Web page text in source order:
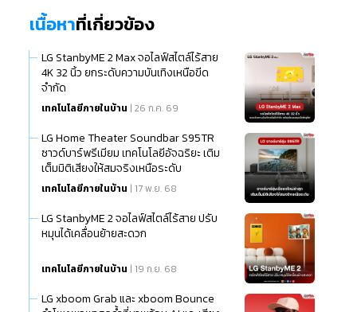
เนื้อหาที่เกี่ยวข้อง
LG StanbyME 2 Max จอไลฟ์สไตล์ไร้สาย
4K 32 นิ้ว ยกระดับความบันเทิงเหนือขีด
จำกัด
เทคโนโลยีภายในบ้าน | 26 ก.ค. 69
LG Home Theater Soundbar S95TR
ซาวด์บาร์พรีเมียม เทคโนโลยีอัจฉริยะ เติม
เต็มมิติเสียงให้สมจริงเหนือระดับ
เทคโนโลยีภายในบ้าน | 17 พ.ย. 68
LG StanbyME 2 จอไลฟ์สไตล์ไร้สาย ปรับ
หมุนได้เคลื่อนย้ายสะดวก
เทคโนโลยีภายในบ้าน | 19 ก.ย. 68
LG xboom Grab และ xboom Bounce